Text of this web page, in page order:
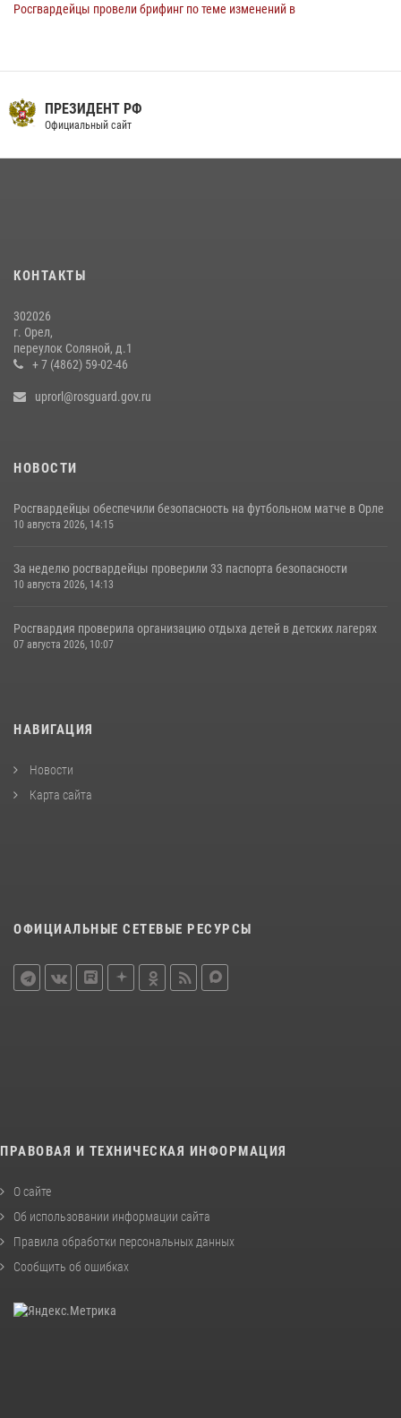
Росгвардейцы провели брифинг по теме изменений в
16 июля 2026, 13:34
05 августа 2026, 13:16
ПРЕЗИДЕНТ РФ
Официальный сайт
КОНТАКТЫ
302026
г. Орел,
переулок Соляной, д.1
+ 7 (4862) 59-02-46
uprorl@rosguard.gov.ru
НОВОСТИ
Росгвардейцы обеспечили безопасность на футбольном матче в Орле
10 августа 2026, 14:15
За неделю росгвардейцы проверили 33 паспорта безопасности
10 августа 2026, 14:13
Росгвардия проверила организацию отдыха детей в детских лагерях
07 августа 2026, 10:07
НАВИГАЦИЯ
Новости
Карта сайта
ОФИЦИАЛЬНЫЕ СЕТЕВЫЕ РЕСУРСЫ
ПРАВОВАЯ И ТЕХНИЧЕСКАЯ ИНФОРМАЦИЯ
О сайте
Об использовании информации сайта
Правила обработки персональных данных
Сообщить об ошибках